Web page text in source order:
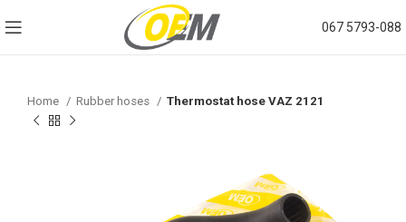
067 5793-088
Home Rubber hoses Thermostat hose VAZ 2121